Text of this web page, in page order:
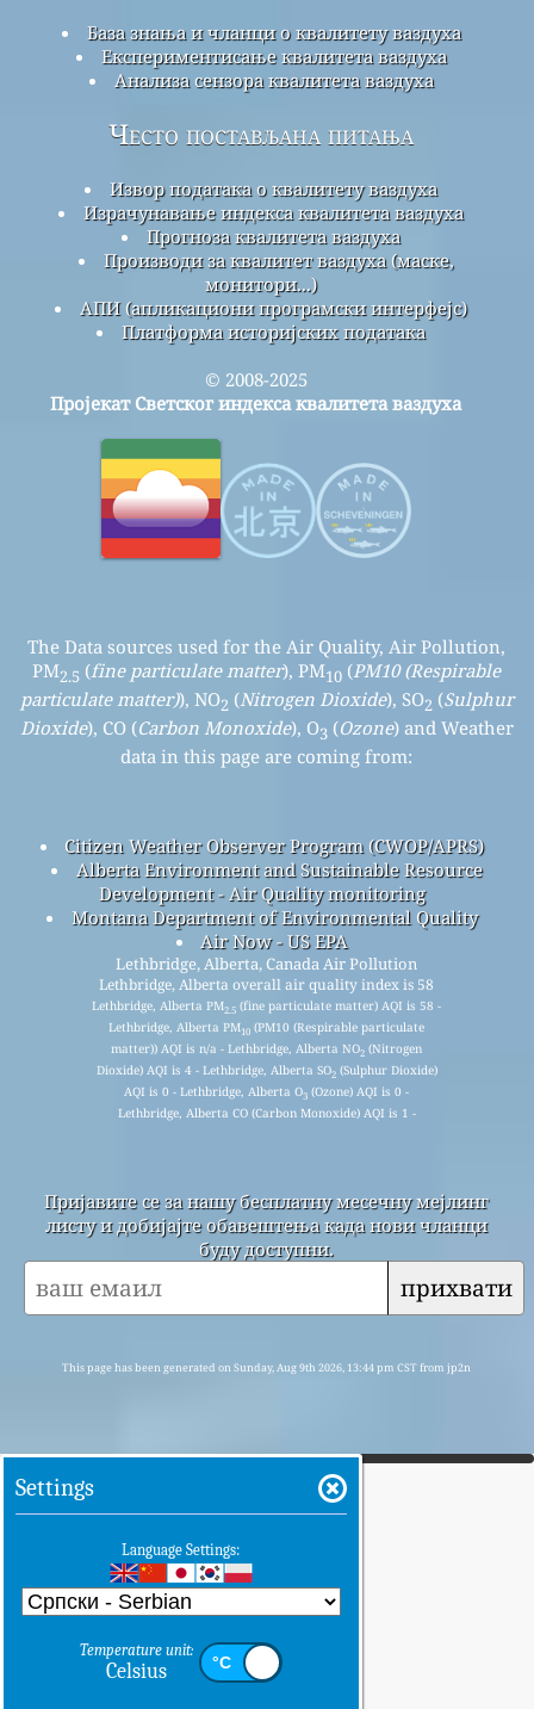
База знања и чланци о квалитету ваздуха
Експериментисање квалитета ваздуха
Анализа сензора квалитета ваздуха
Често постављана питања
Извор података о квалитету ваздуха
Израчунавање индекса квалитета ваздуха
Прогноза квалитета ваздуха
Производи за квалитет ваздуха (маске,
монитори...)
АПИ (апликациони програмски интерфејс)
Платформа историјских података
© 2008-2025
Пројекат Светског индекса квалитета ваздуха
The Data sources used for the Air Quality, Air Pollution,
PM2.5 (fine particulate matter), PM10 (PM10 (Respirable
particulate matter)), NO2 (Nitrogen Dioxide), SO2 (Sulphur
Dioxide), CO (Carbon Monoxide), O3 (Ozone) and Weather
data in this page are coming from:
Citizen Weather Observer Program (CWOP/APRS)
Alberta Environment and Sustainable Resource
Development - Air Quality monitoring
Montana Department of Environmental Quality
Air Now - US EPA
Lethbridge, Alberta, Canada Air Pollution
Lethbridge, Alberta overall air quality index is 58
Lethbridge, Alberta PM2.5 (fine particulate matter) AQI is 58 -
Lethbridge, Alberta PM10 (PM10 (Respirable particulate
matter)) AQI is n/a - Lethbridge, Alberta NO2 (Nitrogen
Dioxide) AQI is 4 - Lethbridge, Alberta SO2(Sulphur Dioxide)
AQI is 0 - Lethbridge, Alberta O3 (Ozone) AQI is 0 -
Lethbridge, Alberta CO (Carbon Monoxide) AQI is 1 -
Пријавите се за нашу бесплатну месечну мејлинг
листу и добијајте обавештења када нови чланци
буду доступни.
прихвати
This page has been generated on Sunday, Aug 9th 2026, 13:44 pm CST from jp2n
Settings
Language Settings:
Temperature unit:
Celsius